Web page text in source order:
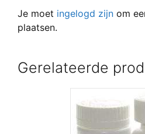
Je moet ingelogd zijn om
plaatsen.
Gerelateerde